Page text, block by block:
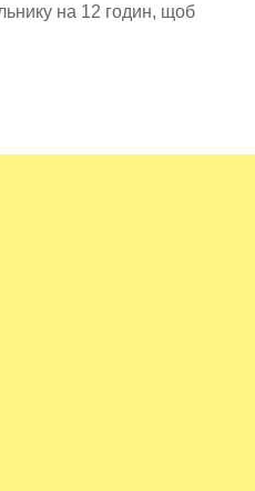
на 12 годин, щоб